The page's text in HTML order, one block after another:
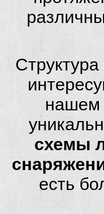
Структура
нашем
схемы
есть